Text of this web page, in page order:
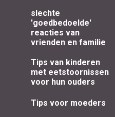
slechte
'goedbedoelde'
reacties van
vrienden en familie
Tips van kinderen
met eetstoornissen
voor hun ouders
Tips voor moeders